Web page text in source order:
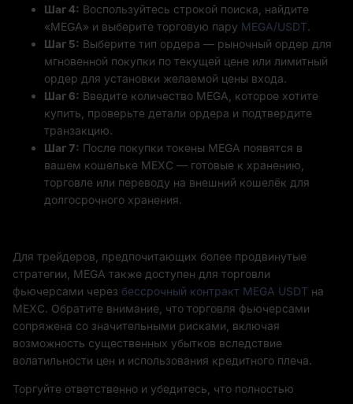
Шаг 4: Воспользуйтесь строкой поиска, найдите
«MEGA» и выберите торговую пару MEGA/USDT.
Шаг 5: Выберите тип ордера — рыночный ордер для
мгновенной покупки по текущей цене или лимитный
ордер для установки желаемой цены входа.
Шаг 6: Введите количество MEGA, которое хотите
купить, проверьте детали ордера и подтвердите
транзакцию.
Шаг 7: После покупки токены MEGA появятся в
вашем кошельке MEXC — готовые к хранению,
торговле или переводу на внешний кошелёк для
долгосрочного хранения.
Для трейдеров, предпочитающих более продвинутые
стратегии, MEGA также доступен для торговли
фьючерсами через бессрочный контракт MEGA USDT на
MEXC. Обратите внимание, что торговля фьючерсами
сопряжена со значительными рисками, включая
возможность существенных убытков вследствие
волатильности цен и использования кредитного плеча.
Торгуйте ответственно и убедитесь, что полностью